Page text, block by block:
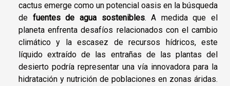
cactus emerge como un potencial oasis en la búsqueda
de fuentes de agua sostenibles. A medida que el
planeta enfrenta desafíos relacionados con el cambio
climático y la escasez de recursos hídricos, este
líquido extraído de las entrañas de las plantas del
desierto podría representar una vía innovadora para la
hidratación y nutrición de poblaciones en zonas áridas.